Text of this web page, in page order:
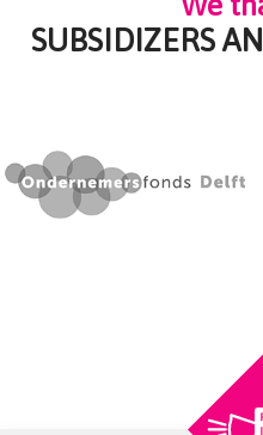
SUBSIDIZERS